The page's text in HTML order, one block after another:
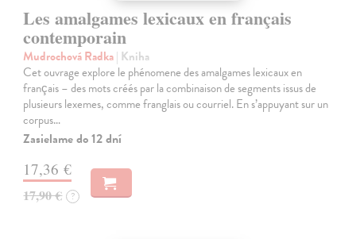
Les amalgames lexicaux en français
contemporain
Mudrochová Radka| Kniha
Cet ouvrage explore le phénomene des amalgames lexicaux en
français – des mots créés par la combinaison de segments issus de
plusieurs lexemes, comme franglais ou courriel. En s’appuyant sur un
corpus…
Zasielame do 12 dní
17,36 €
17,90 € ?